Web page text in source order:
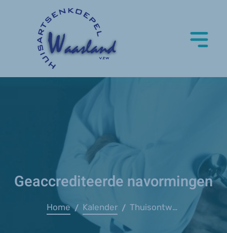
Geaccrediteerde navormingen
Home / Kalender / Thuisontwenning middelengebruik en verslaving